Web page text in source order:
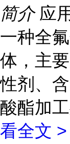
简介 应
一种全
体，主
性剂、
酸酯加
看全文 >